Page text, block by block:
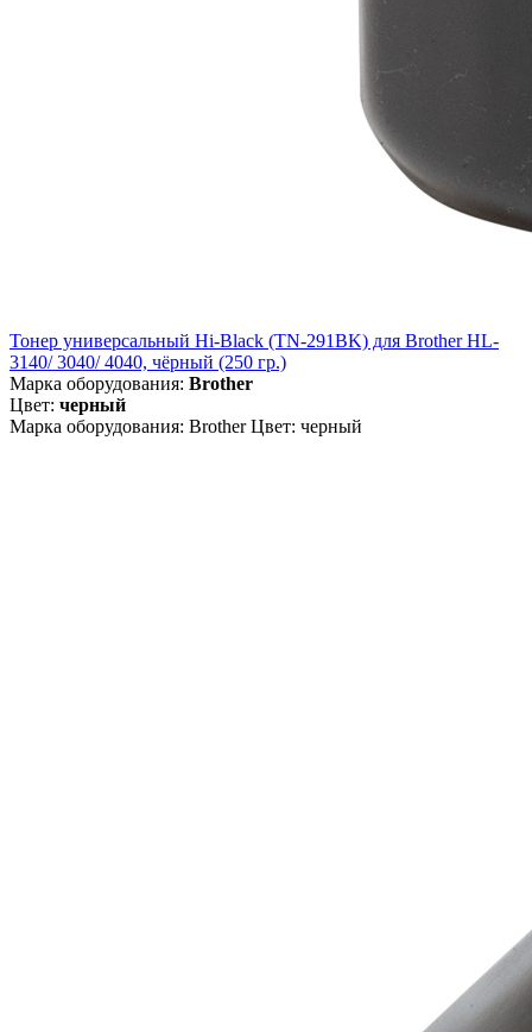
Тонер универсальный Hi-Black (TN-291BK) для Brother HL-
3140/ 3040/ 4040, чёрный (250 гр.)
Марка оборудования: Brother
Цвет: черный
Марка оборудования: Brother Цвет: черный